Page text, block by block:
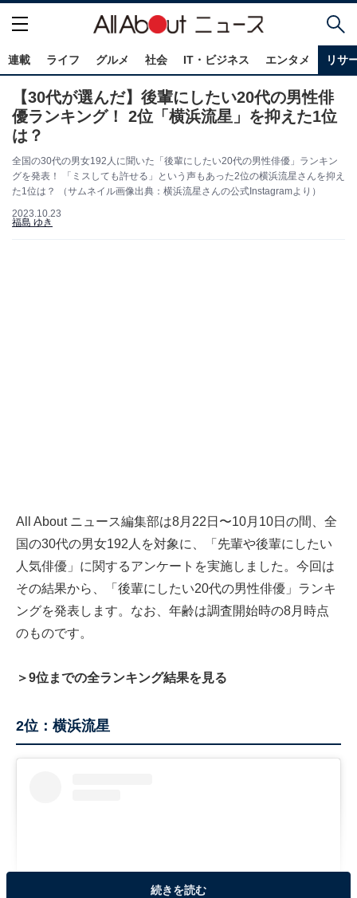
連載 ライフ グルメ 社会 IT・ビジネス エンタメ リサ
【30代が選んだ】後輩にしたい20代の男性俳
優ランキング！ 2位「横浜流星」を抑えた1位
は？
全国の30代の男女192人に聞いた「後輩にしたい20代の男性俳優」ランキン
グを発表！ 「ミスしても許せる」という声もあった2位の横浜流星さんを抑え
た1位は？ （サムネイル画像出典：横浜流星さんの公式Instagramより）
2023.10.23
福島 ゆき
All About ニュース編集部は8月22日〜10月10日の間、全
国の30代の男女192人を対象に、「先輩や後輩にしたい
人気俳優」に関するアンケートを実施しました。今回は
その結果から、「後輩にしたい20代の男性俳優」ランキ
ングを発表します。なお、年齢は調査開始時の8月時点
のものです。
＞9位までの全ランキング結果を見る
2位：横浜流星
続きを読む